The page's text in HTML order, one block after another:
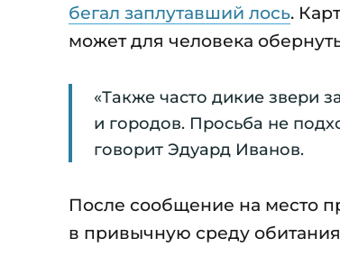
бегал заплутавший лось.
может для человека
«Также часто дикие звери
и городов. Просьба не
говорит Эдуард Иванов.
После сообщение на место
в привычную среду